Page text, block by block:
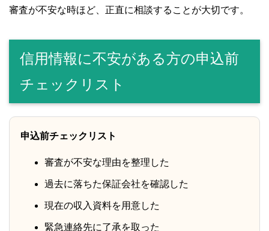
審査が不安な時ほど、正直に相談することが大切です。
信用情報に不安がある方の申込前
チェックリスト
申込前チェックリスト
審査が不安な理由を整理した
過去に落ちた保証会社を確認した
現在の収入資料を用意した
緊急連絡先に了承を取った